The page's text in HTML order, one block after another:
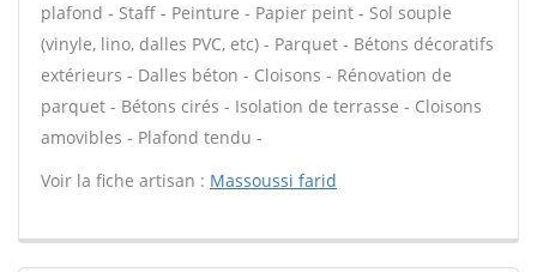
plafond - Staff - Peinture - Papier peint - Sol souple
(vinyle, lino, dalles PVC, etc) - Parquet - Bétons décoratifs
extérieurs - Dalles béton - Cloisons - Rénovation de
parquet - Bétons cirés - Isolation de terrasse - Cloisons
amovibles - Plafond tendu -
Voir la fiche artisan : Massoussi farid